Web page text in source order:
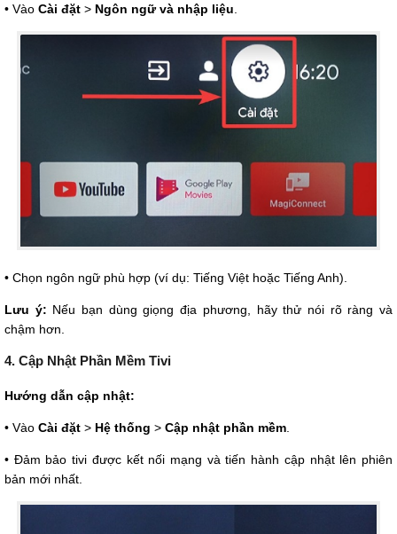
• Vào Cài đặt > Ngôn ngữ và nhập liệu
• Chọn ngôn ngữ phù hợp (ví dụ: Tiếng Việt hoặc Tiếng Anh).
Lưu ý: Nếu bạn dùng giọng địa phương, hãy thử nói rõ ràng và
chậm hơn.
4. Cập Nhật Phần Mềm Tivi
Hướng dẫn cập nhật:
• Vào Cài đặt > Hệ thống > Cập nhật phần mềm.
• Đảm bảo tivi được kết nối mạng và tiến hành cập nhật lên phiên
bản mới nhất.